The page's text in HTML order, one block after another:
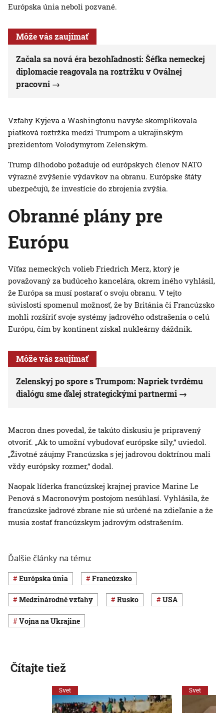
Európska únia neboli pozvané.
Môže vás zaujímať
Začala sa nová éra bezohľadnosti: Šéfka nemeckej
diplomacie reagovala na roztržku v Oválnej
pracovni
Vzťahy Kyjeva a Washingtonu navyše skomplikovala
piatková roztržka medzi Trumpom a ukrajinským
prezidentom Volodymyrom Zelenským.
Trump dlhodobo požaduje od európskych členov NATO
výrazné zvýšenie výdavkov na obranu. Európske štáty
ubezpečujú, že investície do zbrojenia zvýšia.
Obranné plány pre
Európu
Víťaz nemeckých volieb Friedrich Merz, ktorý je
považovaný za budúceho kancelára, okrem iného vyhlásil,
že Európa sa musí postarať o svoju obranu. V tejto
súvislosti spomenul možnosť, že by Británia či Francúzsko
mohli rozšíriť svoje systémy jadrového odstrašenia o celú
Európu, čím by kontinent získal nukleárny dáždnik.
Môže vás zaujímať
Zelenskyj po spore s Trumpom: Napriek tvrdému
dialógu sme ďalej strategickými partnermi
Macron dnes povedal, že takúto diskusiu je pripravený
otvoriť. „Ak to umožní vybudovať európske sily,“ uviedol.
„Životné záujmy Francúzska s jej jadrovou doktrínou mali
vždy európsky rozmer,“ dodal.
Naopak líderka francúzskej krajnej pravice Marine Le
Penová s Macronovým postojom nesúhlasí. Vyhlásila, že
francúzske jadrové zbrane nie sú určené na zdieľanie a že
musia zostať francúzskym jadrovým odstrašením.
Ďalšie články na tému:
Európska únia Francúzsko
medzinárodné vzťahy Rusko USA
vojna na Ukrajine
Čítajte tiež
Svet Svet